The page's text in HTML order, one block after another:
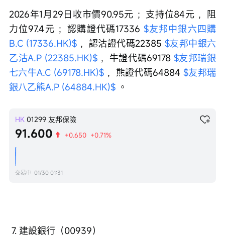
2026年1月29日收市價90.95元 ；支持位84元 ，阻
力位97.4元 ；認購證代碼17336 $友邦中銀六四購
B.C (17336.HK)$ ，認沽證代碼22385 $友邦中銀六
乙沽A.P (22385.HK)$ ，牛證代碼69178 $友邦瑞銀
七六牛A.C (69178.HK)$ ，熊證代碼64884 $友邦瑞
銀八乙熊A.P (64884.HK)$ 。
HK 01299 友邦保險
91.600 +0.650 +0.71%
交易中 01/30 01:31
7. 建設銀行（00939）